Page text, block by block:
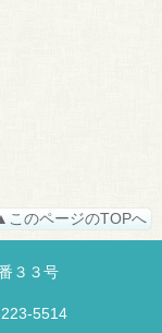
このページのTOPへ
３３号
5514